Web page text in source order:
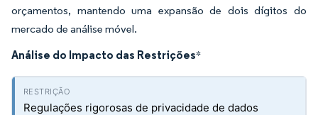
orçamentos, mantendo uma expansão de dois dígitos do
mercado de análise móvel.
Análise do Impacto das Restrições*
Regulações rigorosas de privacidade de dados